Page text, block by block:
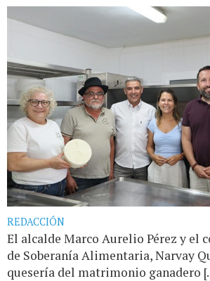
REDACCIÓN
El alcalde Marco Aurelio Pérez y el
de Soberanía Alimentaria, Narvay
quesería del matrimonio ganadero